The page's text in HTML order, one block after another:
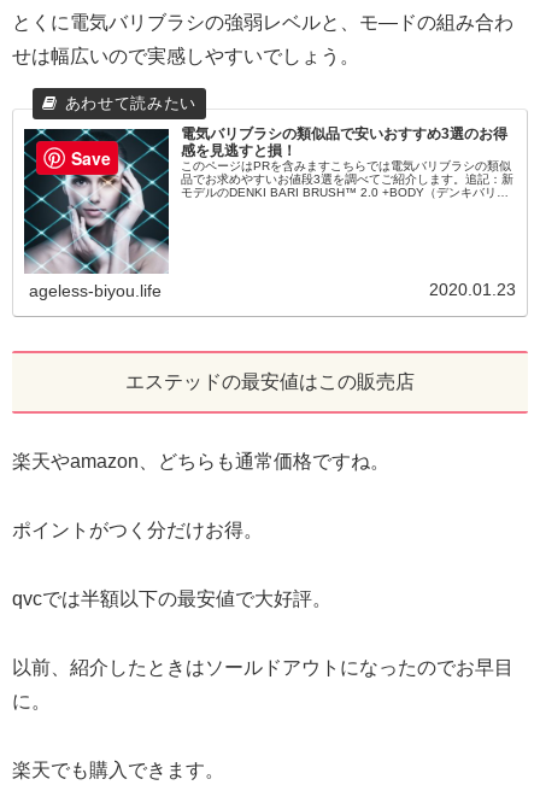
とくに電気バリブラシの強弱レベルと、モ―ドの組み合わ
せは幅広いので実感しやすいでしょう。
電気バリブラシの類似品で安いおすすめ3選のお得
感を見逃すと損！
このページはPRを含みますこちらでは電気バリブラシの類似
品でお求めやすいお値段3選を調べてご紹介します。追記：新
モデルのDENKI BARI BRUSH™ 2.0 +BODY（デンキバリブ
ageless-biyou.life 2020.01.23
エステッドの最安値はこの販売店
楽天やamazon、どちらも通常価格ですね。
ポイントがつく分だけお得。
qvcでは半額以下の最安値で大好評。
以前、紹介したときはソールドアウトになったのでお早目
に。
楽天でも購入できます。
Save